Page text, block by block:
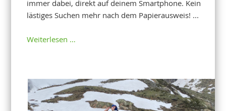
immer dabei, direkt auf deinem Smartphone. Kein
lästiges Suchen mehr nach dem Papierausweis! ...
Weiterlesen …